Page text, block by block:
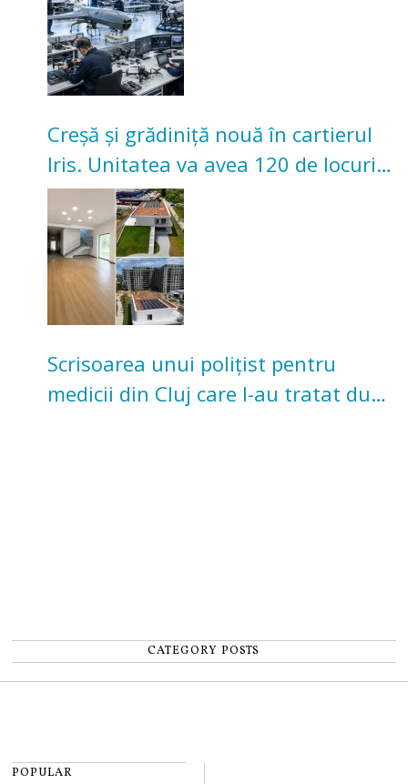
Creșă și grădiniță nouă în cartierul
Iris. Unitatea va avea 120 de locuri
pentru copii
Scrisoarea unui polițist pentru
medicii din Cluj care l-au tratat după
CATEGORY POSTS
POPULAR